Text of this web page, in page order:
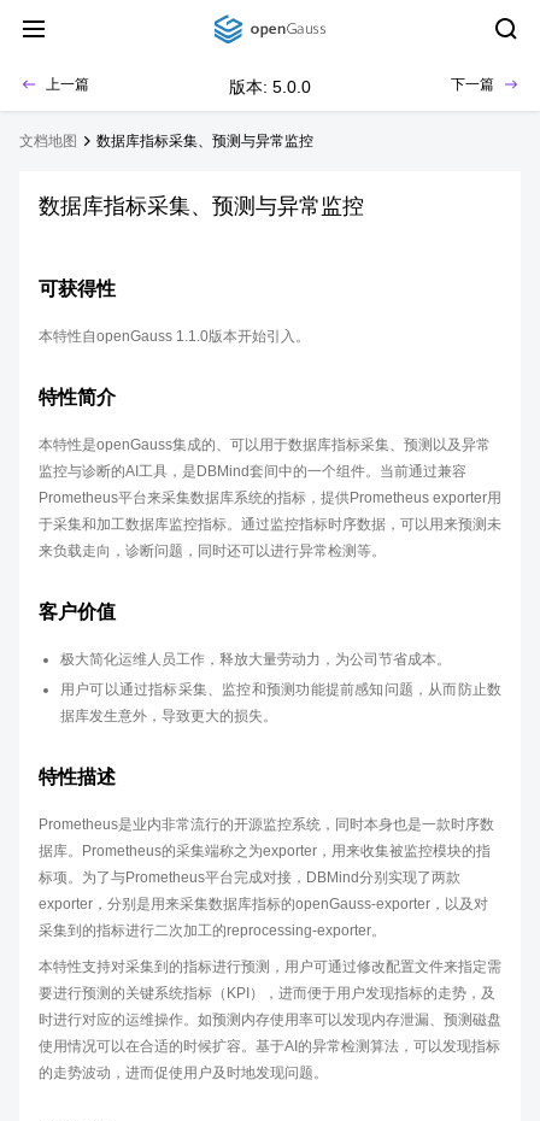
上一篇 版本: 5.0.0 下一篇
文档地图 数据库指标采集、预测与异常监控
数据库指标采集、预测与异常监控
可获得性
本特性自openGauss 1.1.0版本开始引入。
特性简介
本特性是openGauss集成的、可以用于数据库指标采集、预测以及异常
监控与诊断的AI工具，是DBMind套间中的一个组件。当前通过兼容
Prometheus平台来采集数据库系统的指标，提供Prometheus exporter用
于采集和加工数据库监控指标。通过监控指标时序数据，可以用来预测未
来负载走向，诊断问题，同时还可以进行异常检测等。
客户价值
极大简化运维人员工作，释放大量劳动力，为公司节省成本。
用户可以通过指标采集、监控和预测功能提前感知问题，从而防止数
据库发生意外，导致更大的损失。
特性描述
Prometheus是业内非常流行的开源监控系统，同时本身也是一款时序数
据库。Prometheus的采集端称之为exporter，用来收集被监控模块的指
标项。为了与Prometheus平台完成对接，DBMind分别实现了两款
exporter，分别是用来采集数据库指标的openGauss-exporter，以及对
采集到的指标进行二次加工的reprocessing-exporter。
本特性支持对采集到的指标进行预测，用户可通过修改配置文件来指定需
要进行预测的关键系统指标（KPI），进而便于用户发现指标的走势，及
时进行对应的运维操作。如预测内存使用率可以发现内存泄漏、预测磁盘
使用情况可以在合适的时候扩容。基于AI的异常检测算法，可以发现指标
的走势波动，进而促使用户及时地发现问题。